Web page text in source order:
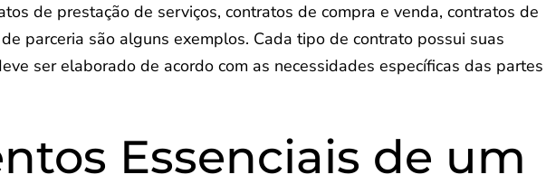
de prestação de serviços, contratos de compra e venda, contratos de
parceria são alguns exemplos. Cada tipo de contrato possui suas
ser elaborado de acordo com as necessidades específicas das partes
Essenciais de um